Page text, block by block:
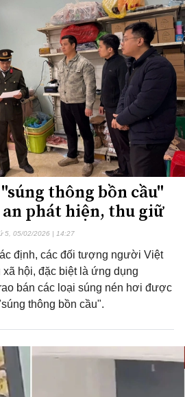
thông bồn cầu"
phát hiện, thu giữ
5, 05/02/2026 | 14:27
định, các đối tượng người Việt
hội, đặc biệt là ứng dụng
bán các loại súng nén hơi được
thông bồn cầu".